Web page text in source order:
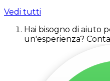
Vedi tutti
Hai bisogno di aiuto
un'esperienza?